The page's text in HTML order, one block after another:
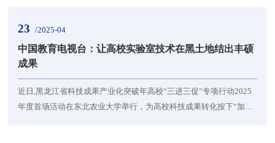
品牌”为主题的教育教学思想大讨论。校长刘竹青、校党委副书记刘
晓峰、副校长刘忠华、校教学指导委员会委员、各职能...
23 /2025-04
中国教育电视台：让高校实验室技术在黑土地结出丰硕
成果
近日,黑龙江省科技成果产业化突破年高校“三进三促”专项行动2025
年度首场活动在东北农业大学举行，为高校科技成果转化按下“加速